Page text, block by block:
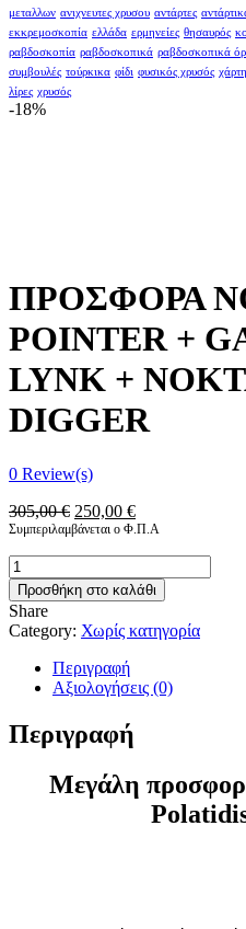
μεταλλων ανιχνευτες χρυσου αντάρτες
εκκρεμοσκοπία ελλάδα ερμηνείες θησαυρός
ραβδοσκοπία ραβδοσκοπικά ραβδοσκοπικά
συμβουλές τούρκικα φίδι φυσικός χρυσός
λίρες χρυσός
-18%
ΠΡΟΣΦΟΡΑ
POINTER +
LYNK +
DIGGER
0 Review(s)
305,00€ Original
price
250,00 €Η
τρέχουσα
250,00 €.
Συμπεριλαμβάνεται ο Φ.Π.Α
ΠΡΟΣΦΟΡΑ
NOKTA
POINTER
+
GARRETT
LYNK
NOKTA
PREMIUM
ποσότητα
Προσθήκη στο καλάθι
Share
Category: Χωρίς κατηγορία
Περιγραφή
Αξιολογήσεις (0)
Περιγραφή
Μεγάλη